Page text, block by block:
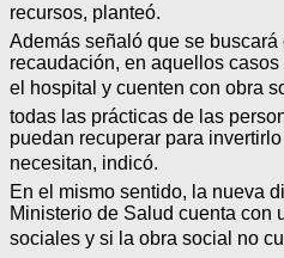
recursos, planteó.
Además señaló que se
recaudación, en aquellos
el hospital y cuenten con obra
todas las prácticas de las
puedan recuperar para
necesitan, indicó.
En el mismo sentido, la nueva
Ministerio de Salud cuenta con
sociales y si la obra social no